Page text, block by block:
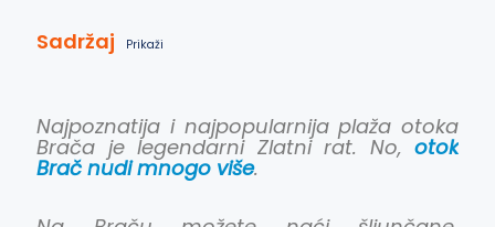
Sadržaj Prikaži
Najpoznatija i najpopularnija plaža otoka
Brača je legendarni Zlatni rat. No, otok
Brač nudi mnogo više.